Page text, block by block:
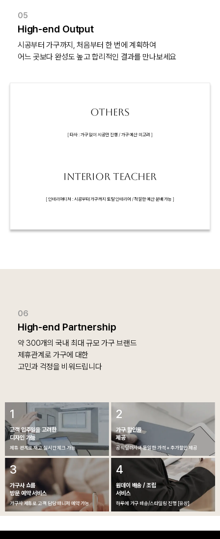
05
High-end Output
시공부터 가구까지, 처음부터 한 번에 계획하여
어느 곳보다 완성도 높고 합리적인 결과를 만나보세요
OTHERS
[ 타사 : 가구 없이 시공만 진행 / 가구 예산 미고려 ]
INTERIOR TEACHER
[ 인테리어티쳐 : 시공부터 가구까지 토탈 인테리어 / 적절한 예산 분배 가능 ]
06
High-end Partnership
약 300개의 국내 최대 규모 가구 브랜드
제휴관계로 가구에 대한
고민과 걱정을 비워드립니다
1
고객 입주일을 고려한
디자인 가능
제휴 관계로 재고 실시간 체크 가능
2
가구 할인율
제공
공식딜러사와 동일한 가격 + 추가할인 제공
3
가구사 쇼름
방문 예약 서비스
가구사 제휴로 고객 담당 매니저 예약 가능
4
원데이 배송 / 조립
서비스
하루에 가구 배송/스타일링 진행 [유상]